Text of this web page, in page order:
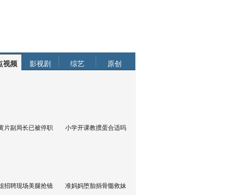
视频 影视剧 综艺 原创
片副局长已被停职 小学开课教掼蛋合适吗
招聘现场美腿抢镜 准妈妈堕胎捐骨髓救妹